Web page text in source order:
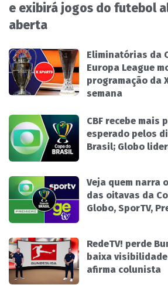
e exibirá jogos do futebol
aberta
Eliminatórias da
Europa League
programação da
semana
CBF recebe mais
esperado pelos
Brasil; Globo
Veja quem narra
das oitavas da
Globo, SporTV,
RedeTV! perde
baixa
afirma colunista